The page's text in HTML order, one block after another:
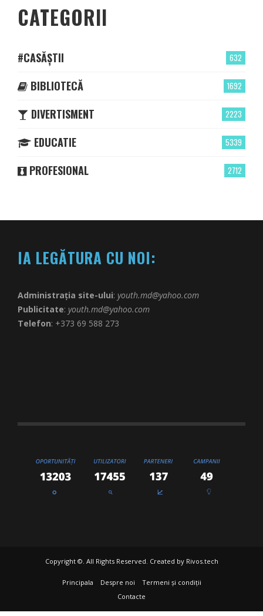
CATEGORII
632
#CASĂȘTII
1692
BIBLIOTECĂ
2223
DIVERTISMENT
5339
EDUCATIE
2712
PROFESIONAL
IA LEGĂTURA CU NOI:
Administrația site-ului: youth.md@yahoo.com
Publicitate: youth.md@yahoo.com
Telefon: +373 69 588 273
Copyright ©. All Rights Reserved. Created by Rivos.tech
Principala Despre noi
Termeni și condiții
Contacte